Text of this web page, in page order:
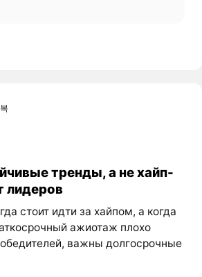
тренды, а не хайп-
лидеров
стоит идти за хайпом, а когда
ажиотаж плохо
важны долгосрочные